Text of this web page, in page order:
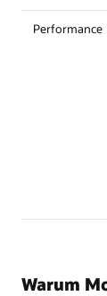
Performance
Warum